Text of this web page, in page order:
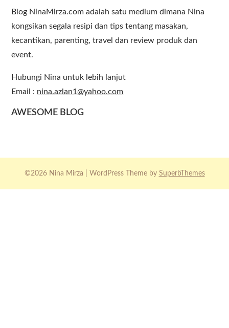
Blog NinaMirza.com adalah satu medium dimana Nina
kongsikan segala resipi dan tips tentang masakan,
kecantikan, parenting, travel dan review produk dan
event.
Hubungi Nina untuk lebih lanjut
Email : nina.azlan1@yahoo.com
AWESOME BLOG
©2026 Nina Mirza | WordPress Theme by SuperbThemes